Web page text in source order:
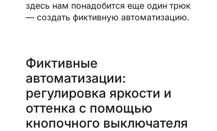
здесь нам понадобится еще один трюк
— создать фиктивную автоматизацию.
Фиктивные
автоматизации:
регулировка яркости и
оттенка с помощью
кнопочного выключателя